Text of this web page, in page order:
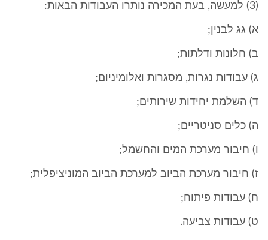
(3) למעשה, בעת המכירה נותרו העבודות הבאות:
א) גג לבנין;
ב) חלונות ודלתות;
ג) עבודות נגרות, מסגרות ואלומיניום;
ד) השלמת יחידות שירותים;
ה) כלים סניטריים;
ו) חיבור מערכת המים והחשמל;
ז) חיבור מערכת הביוב למערכת הביוב המוניציפלית;
ח) עבודות פיתוח;
ט) עבודות צביעה.